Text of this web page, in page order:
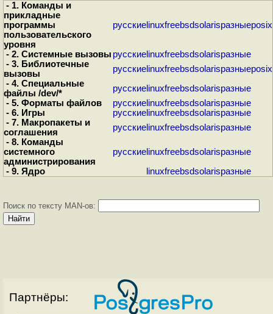
- 1. Команды и
прикладные
программы
пользовательского
уровня
русские linuxfreebsdsolarisразныеposix
- 2. Системные вызовы русские linuxfreebsdsolarisразные
- 3. Библиотечные
вызовы
русские linuxfreebsdsolarisразныеposix
- 4. Специальные
файлы /dev/*
русские linuxfreebsdsolarisразные
- 5. Форматы файлов
русские linuxfreebsdsolarisразные
- 6. Игры
русские linuxfreebsdsolarisразные
- 7. Макропакеты и
соглашения
русские linuxfreebsdsolarisразные
- 8. Команды
системного
администрирования
русские linuxfreebsdsolarisразные
- 9. Ядро
linuxfreebsdsolarisразные
Поиск по тексту MAN-ов:
Партнёры: